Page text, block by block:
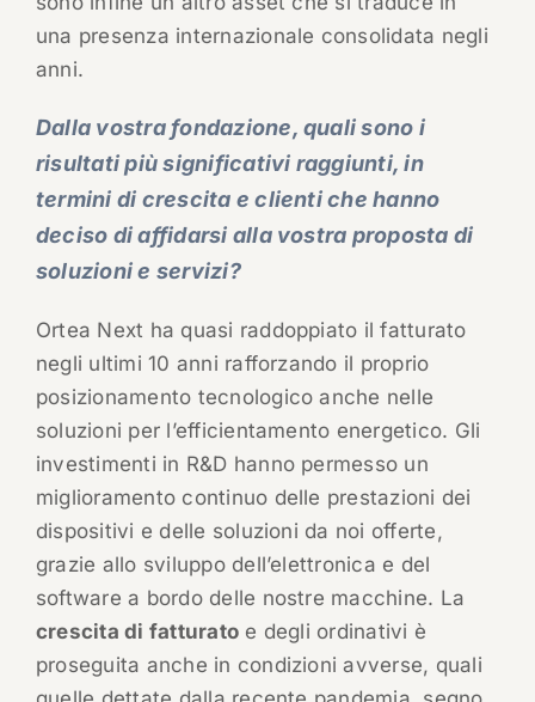
una presenza internazionale consolidata negli
anni.
Dalla vostra fondazione, quali sono i
risultati più significativi raggiunti, in
termini di crescita e clienti che hanno
deciso di affidarsi alla vostra proposta di
soluzioni e servizi?
Ortea Next ha quasi raddoppiato il fatturato
negli ultimi 10 anni rafforzando il proprio
posizionamento tecnologico anche nelle
soluzioni per l’efficientamento energetico. Gli
investimenti in R&D hanno permesso un
miglioramento continuo delle prestazioni dei
dispositivi e delle soluzioni da noi offerte,
grazie allo sviluppo dell’elettronica e del
software a bordo delle nostre macchine. La
crescita di fatturato e degli ordinativi è
proseguita anche in condizioni avverse, quali